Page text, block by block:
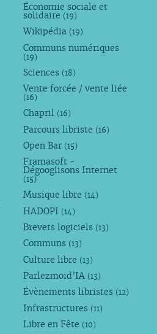
Économie sociale et
solidaire (19)
Wikipédia (19)
Communs numériques
(19)
Sciences (18)
Vente forcée / vente liée
(16)
Chapril (16)
Parcours libriste (16)
Open Bar (15)
Framasoft -
Dégooglisons Internet
(15)
Musique libre (14)
HADOPI (14)
Brevets logiciels (13)
Communs (13)
Culture libre (13)
Parlezmoid’IA (13)
Évènements libristes (12)
Infrastructures (11)
Libre en Fête (10)